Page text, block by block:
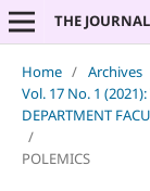
Home / Archives
Vol. 17 No. 1 (2021):
DEPARTMENT
/
POLEMICS